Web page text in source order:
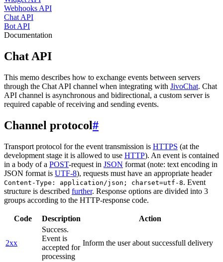
Webhooks API
Chat API
Bot API
Documentation
Chat API
This memo describes how to exchange events between servers
through the Chat API channel when integrating with JivoChat. Chat
API channel is asynchronous and bidirectional, a custom server is
required capable of receiving and sending events.
Channel protocol#
Transport protocol for the event transmission is HTTPS (at the
development stage it is allowed to use HTTP). An event is contained
in a body of a POST-request in JSON format (note: text encoding in
JSON format is UTF-8), requests must have an appropriate header
Content-Type: application/json; charset=utf-8. Event
structure is described further. Response options are divided into 3
groups according to the HTTP-response code.
Code Description Action
2xx
Success.
Event is
accepted for
processing
Inform the user about successfull delivery